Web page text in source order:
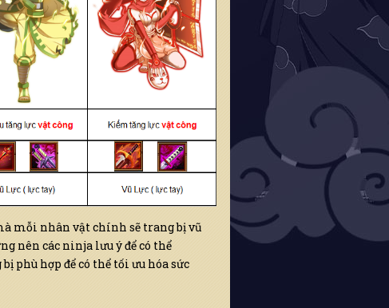
mỗi nhân vật chính sẽ trang bị vũ
nên các ninja lưu ý để có thể
phù hợp để có thể tối ưu hóa sức